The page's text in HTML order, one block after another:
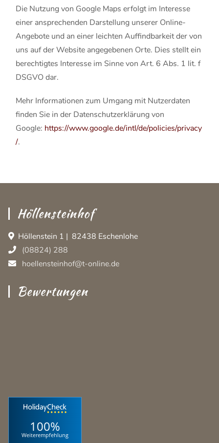
Die Nutzung von Google Maps erfolgt im Interesse
einer ansprechenden Darstellung unserer Online-
Angebote und an einer leichten Auffindbarkeit der von
uns auf der Website angegebenen Orte. Dies stellt ein
berechtigtes Interesse im Sinne von Art. 6 Abs. 1 lit. f
DSGVO dar.
Mehr Informationen zum Umgang mit Nutzerdaten
finden Sie in der Datenschutzerklärung von
Google: https://www.google.de/intl/de/policies/privacy
/.
Höllensteinhof
Höllenstein 1 | 82438 Eschenlohe
(08824) 288
hoellensteinhof@t-online.de
Bewertungen
100%
Weiterempfehlung